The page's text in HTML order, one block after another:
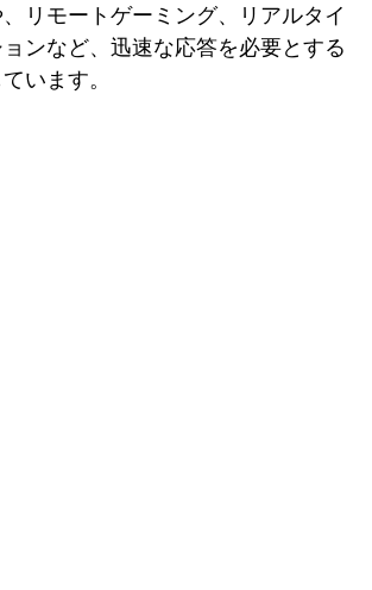
リモートゲーミング、リアルタイ
ンなど、迅速な応答を必要とする
います。